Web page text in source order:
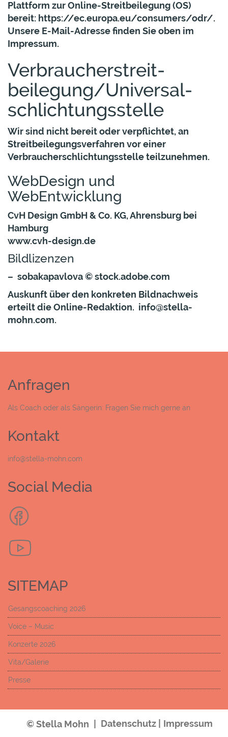
Plattform zur Online-Streitbeilegung (OS)
bereit: https://ec.europa.eu/consumers/odr/.
Unsere E-Mail-Adresse finden Sie oben im
Impressum.
Verbraucher­streit­
beilegung/Universal­
schlichtungs­stelle
Wir sind nicht bereit oder verpflichtet, an
Streitbeilegungsverfahren vor einer
Verbraucherschlichtungsstelle teilzunehmen.
WebDesign und
WebEntwicklung
CvH Design GmbH & Co. KG, Ahrensburg bei
Hamburg
www.cvh-design.de
Bildlizenzen
– sobakapavlova ©stock.adobe.com
Auskunft über den konkreten Bildnachweis
erteilt die Online-Redaktion. info@stella-
mohn.com.
Anfragen
Als Coach oder als Sängerin: Fragen Sie mich gerne an
Kontakt
info@stella-mohn.com
Social Media
SITEMAP
Gesangscoaching 2026
Voice – Music
Konzerte 2026
Vita/Galerie
Presse
© Stella Mohn Datenschutz | Impressum